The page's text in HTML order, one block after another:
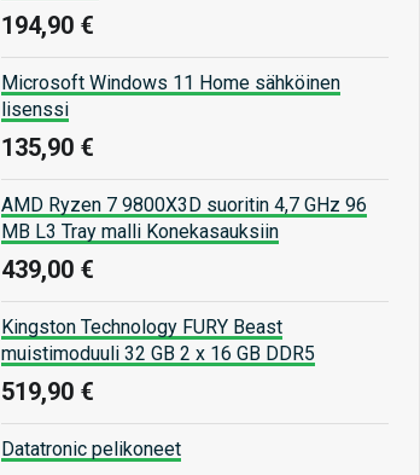
194,90 €
Microsoft Windows 11 Home sähköinen
lisenssi
135,90 €
AMD Ryzen 7 9800X3D suoritin 4,7 GHz 96
MB L3 Tray malli Konekasauksiin
439,00 €
Kingston Technology FURY Beast
muistimoduuli 32 GB 2 x 16 GB DDR5
519,90 €
Datatronic pelikoneet